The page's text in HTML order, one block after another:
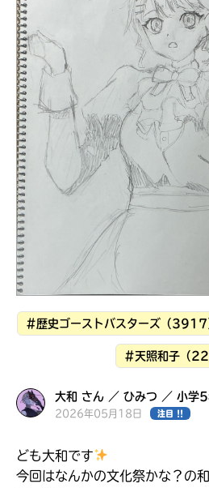
#歴史ゴーストバスターズ（3917
#天照和子（
大和 さん ／ ひみつ ／ 小学
2026年05月18日 注目 !!
ども大和です
今回はなんかの文化祭かな？の